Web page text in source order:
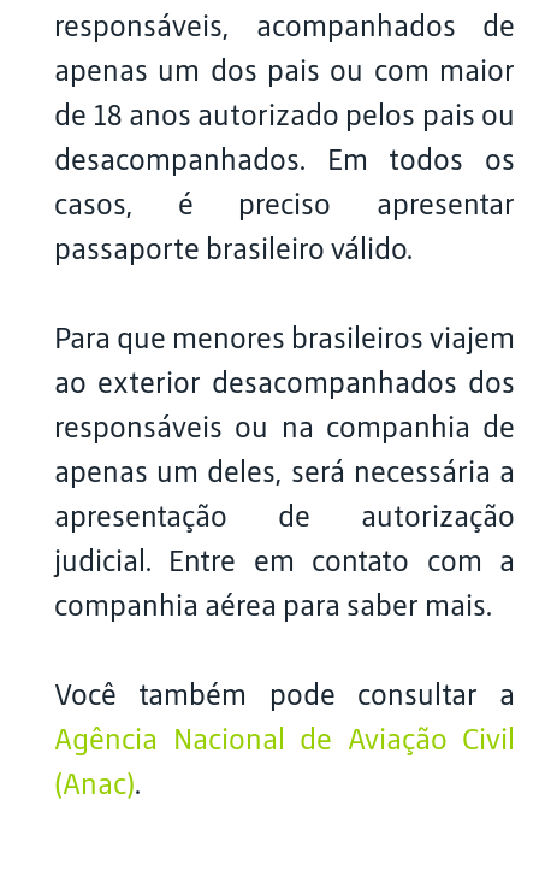
responsáveis, acompanhados de
apenas um dos pais ou com maior
de 18 anos autorizado pelos pais ou
desacompanhados. Em todos os
casos, é preciso apresentar
passaporte brasileiro válido.
Para que menores brasileiros viajem
ao exterior desacompanhados dos
responsáveis ou na companhia de
apenas um deles, será necessária a
apresentação de autorização
judicial. Entre em contato com a
companhia aérea para saber mais.
Você também pode consultar a
Agência Nacional de Aviação Civil
(Anac).